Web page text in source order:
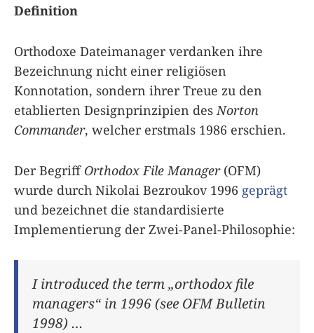
Definition
Orthodoxe Dateimanager verdanken ihre
Bezeichnung nicht einer religiösen
Konnotation, sondern ihrer Treue zu den
etablierten Designprinzipien des Norton
Commander, welcher erstmals 1986 erschien.
Der Begriff Orthodox File Manager(OFM)
wurde durch Nikolai Bezroukov 1996 geprägt
und bezeichnet die standardisierte
Implementierung der Zwei-Panel-Philosophie:
I introduced the term „orthodox file
managers“ in 1996 (see OFM Bulletin
1998) …